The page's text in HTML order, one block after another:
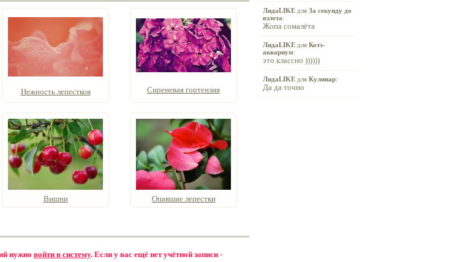
Нежность лепестков Сиреневая гортензия
Вишни Опавшие лепестки
нужно войти в систему. Если у вас ещё нет учётной записи -
ЛидаLIKE для За секунду до
взлета:
Жопа сомалёта
ЛидаLIKE для Котэ-
аквариум:
это классно ))))))
ЛидаLIKE для Кулинар:
Да да точно